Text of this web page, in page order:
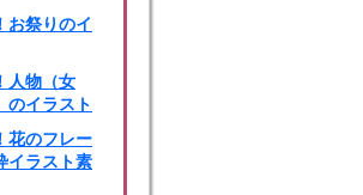
お祭りのイ
人物（女
のイラスト
花のフレー
イラスト素